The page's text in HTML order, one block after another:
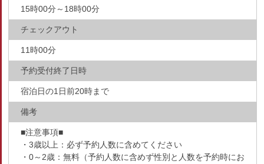
15時00分～18時00分
チェックアウト
11時00分
予約受付終了日時
宿泊日の1日前20時まで
備考
■注意事項■
・3歳以上：必ず予約人数に含めてください
・0～2歳：無料（予約人数に含めず性別と人数を予約時にお